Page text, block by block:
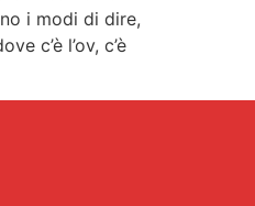
i modi di dire,
c’è l’ov, c’è